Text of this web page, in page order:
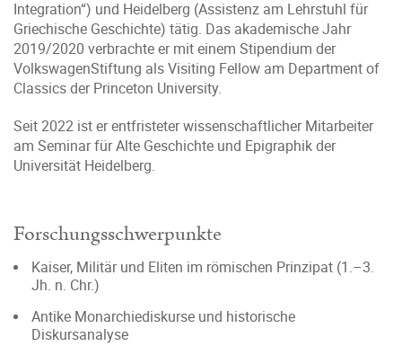
Integration“) und Heidelberg (Assistenz am Lehrstuhl für
Griechische Geschichte) tätig. Das akademische Jahr
2019/2020 verbrachte er mit einem Stipendium der
VolkswagenStiftung als Visiting Fellow am Department of
Classics der Princeton University.
Seit 2022 ist er entfristeter wissenschaftlicher Mitarbeiter
am Seminar für Alte Geschichte und Epigraphik der
Universität Heidelberg.
Forschungsschwerpunkte
Kaiser, Militär und Eliten im römischen Prinzipat (1.–3.
Jh. n. Chr.)
Antike Monarchiediskurse und historische
Diskursanalyse